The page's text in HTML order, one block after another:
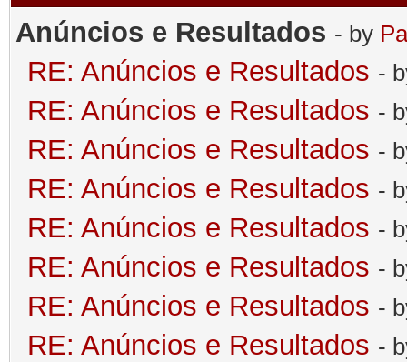
Anúncios e Resultados - by
RE: Anúncios e Resultados -
RE: Anúncios e Resultados -
RE: Anúncios e Resultados -
RE: Anúncios e Resultados -
RE: Anúncios e Resultados -
RE: Anúncios e Resultados -
RE: Anúncios e Resultados -
RE: Anúncios e Resultados -